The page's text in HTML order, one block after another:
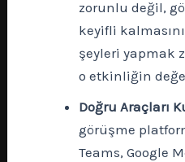
zorunlu değil,
keyifli
şeyleri yapmak
o etkinliğin
Doğru Araçları
görüşme
Teams, Google